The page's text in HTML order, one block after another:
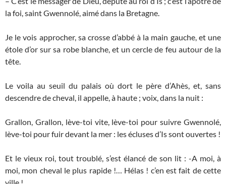
la foi, saint Gwennolé, aimé dans la Bretagne.
Je le vois approcher, sa crosse d’abbé à la main gauche, et une
étole d’or sur sa robe blanche, et un cercle de feu autour de la
tête.
Le voila au seuil du palais où dort le père d’Ahès, et, sans
descendre de cheval, il appelle, à haute ; voix, dans la nuit :
Grallon, Grallon, lève-toi vite, lève-toi pour suivre Gwennolé,
lève-toi pour fuir devant la mer : les écluses d’Is sont ouvertes !
Et le vieux roi, tout troublé, s’est élancé de son lit : -A moi, à
moi, mon cheval le plus rapide !… Hélas ! c’en est fait de cette